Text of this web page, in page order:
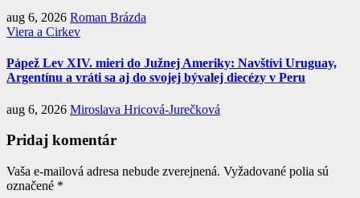
aug 6, 2026 Roman Brázda
Viera a Cirkev
Pápež Lev XIV. mieri do Južnej Ameriky: Navštívi Uruguay,
Argentínu a vráti sa aj do svojej bývalej diecézy v Peru
aug 6, 2026 Miroslava Hricová-Jurečková
Pridaj komentár
Vaša e-mailová adresa nebude zverejnená. Vyžadované polia sú
označené *